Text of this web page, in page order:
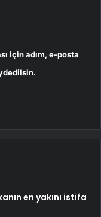
için adım, e-posta
en yakını istifa